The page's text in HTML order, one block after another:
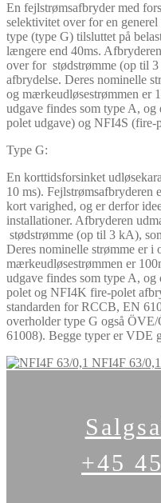
En fejlstrømsafbryder med
selektivitet over for en
type (type G) tilsluttet på
længere end 40ms.
over for stødstrømme (op til
afbrydelse. Deres nominelle
og mærkeudløsestrømmen er
udgave findes som type A,
polet udgave) og NFI4S (fire-
Type G:
En korttidsforsinket
10 ms). Fejlstrømsafbryderen
kort varighed, og er derfor
installationer. Afbryderen
stødstrømme (op til 3 kA),
Deres nominelle strømme er
mærkeudløsestrømmen er
udgave findes som type A,
polet og NFI4K fire-polet
standarden for RCCB, EN
overholder type G også
61008). Begge typer er VDE
NFI4F 63/0,1
+45